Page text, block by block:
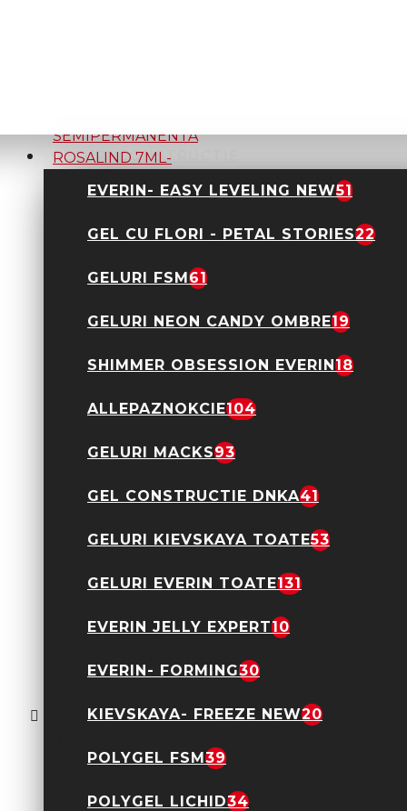
GELURI CONSTRUCTIE
EVERIN- EASY LEVELING NEW51
GEL CU FLORI - PETAL STORIES22
GELURI FSM61
GELURI NEON CANDY OMBRE19
SHIMMER OBSESSION EVERIN18
ALLEPAZNOKCIE104
GELURI MACKS93
GEL CONSTRUCTIE DNKA41
GELURI KIEVSKAYA TOATE53
GELURI EVERIN TOATE131
EVERIN JELLY EXPERT10
EVERIN- FORMING30
KIEVSKAYA- FREEZE NEW20
POLYGEL FSM39
POLYGEL LICHID34
ROSALIND 7ML- B017
2,90 Lei 9,90 Lei
SEMIPERMANENTA
2,90 Lei 9,90 Lei
ROSALIND 7ML- B024